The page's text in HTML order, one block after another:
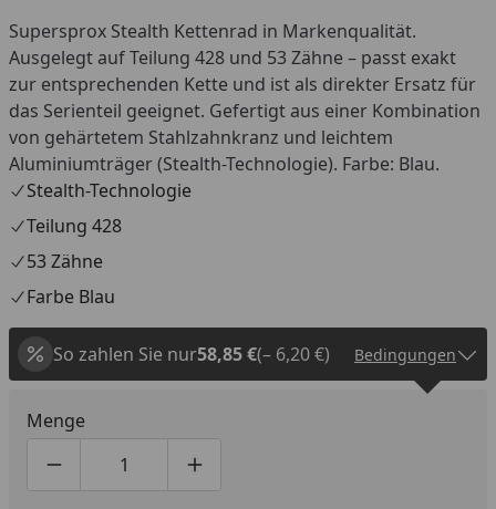
Supersprox Stealth Kettenrad in Markenqualität.
Ausgelegt auf Teilung 428 und 53 Zähne – passt exakt
zur entsprechenden Kette und ist als direkter Ersatz für
das Serienteil geeignet. Gefertigt aus einer Kombination
von gehärtetem Stahlzahnkranz und leichtem
Aluminiumträger (Stealth-Technologie). Farbe: Blau.
Stealth-Technologie
Teilung 428
53 Zähne
Farbe Blau
So zahlen Sie nur58,85 €(– 6,20 €) Bedingungen
Menge
Produktmenge um eins verringern
Produktmenge manuell eingeben
Produktmenge um eins erhöhen